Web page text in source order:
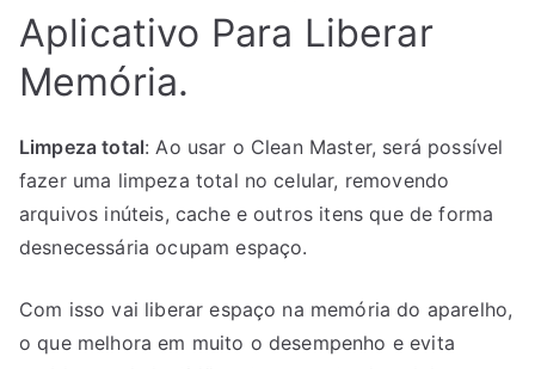
Aplicativo Para Liberar
Memória.
Limpeza total: Ao usar o Clean Master, será possível
fazer uma limpeza total no celular, removendo
arquivos inúteis, cache e outros itens que de forma
desnecessária ocupam espaço.
Com isso vai liberar espaço na memória do aparelho,
o que melhora em muito o desempenho e evita